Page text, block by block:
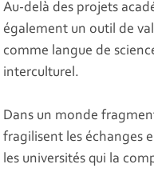
Au-delà des projets
également un outil de
comme langue de
interculturel.
Dans un monde
fragilisent les échanges
les universités qui la